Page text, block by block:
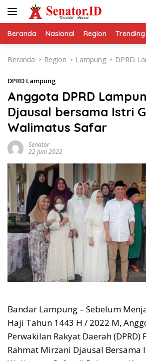
Beranda Nasional Region Trending
Beranda Region Lampung DPRD
DPRD Lampung
Anggota DPRD
Djausal bersama Istri
Walimatus Safar
Senator
22 Juni 2022
Bandar Lampung – Sebelum
Haji Tahun 1443 H / 2022 M,
Perwakilan Rakyat Daerah
Rahmat Mirzani Djausal Bersama